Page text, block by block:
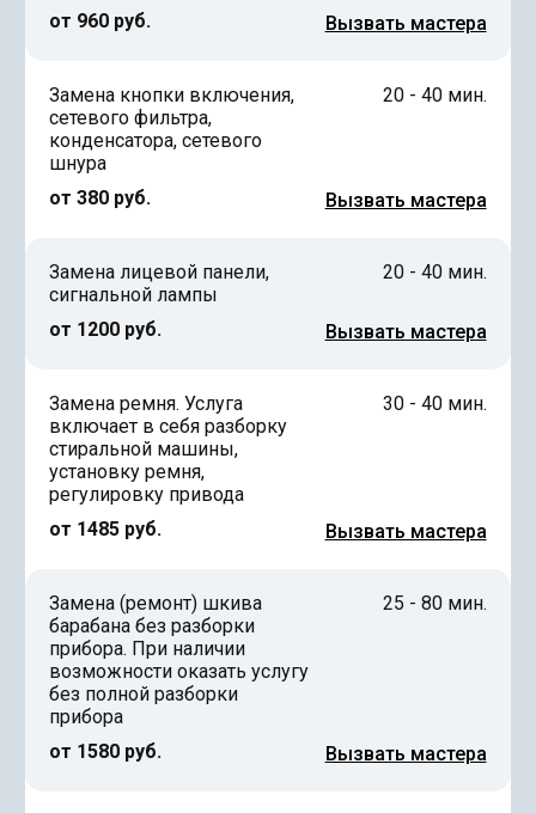
от 960 руб.
Вызвать мастера
Замена кнопки включения,
сетевого фильтра,
конденсатора, сетевого
шнура
от 380 руб.
20 - 40 мин.
Вызвать мастера
Замена лицевой панели,
сигнальной лампы
от 1200 руб.
20 - 40 мин.
Вызвать мастера
Замена ремня. Услуга
включает в себя разборку
стиральной машины,
установку ремня,
регулировку привода
от 1485 руб.
30 - 40 мин.
Вызвать мастера
Замена (ремонт) шкива
барабана без разборки
прибора. При наличии
возможности оказать услугу
без полной разборки
прибора
от 1580 руб.
25 - 80 мин.
Вызвать мастера